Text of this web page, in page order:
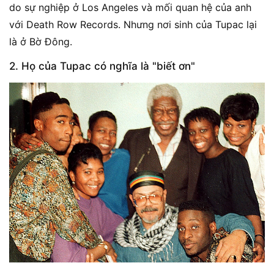
do sự nghiệp ở Los Angeles và mối quan hệ của anh
với Death Row Records. Nhưng nơi sinh của Tupac lại
là ở Bờ Đông.
2. Họ của Tupac có nghĩa là "biết ơn"